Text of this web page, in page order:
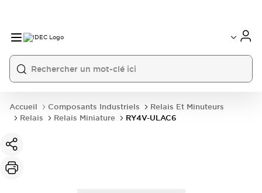
Accueil Composants Industriels
Relais Et Minuteurs
Relais
Relais Miniature RY4V-ULAC6